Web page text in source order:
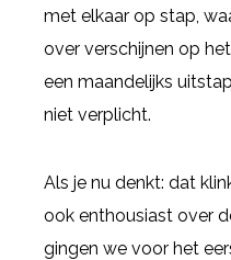
met elkaar op stap,
over verschijnen op
een maandelijks
niet verplicht.
Als je nu denkt: dat
ook enthousiast over
gingen we voor het